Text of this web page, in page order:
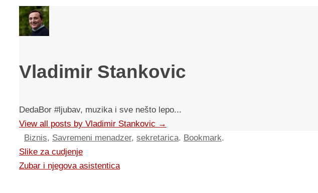
Vladimir Stankovic
DedaBor #ljubav, muzika i sve nešto lepo...
View all posts by Vladimir Stankovic →
Biznis, Savremeni menadzer, sekretarica. Bookmark.
Slike za cudjenje
Zubar i njegova asistentica